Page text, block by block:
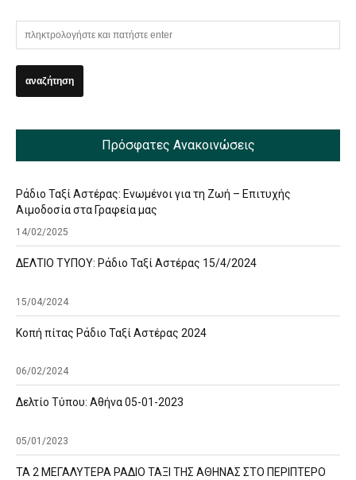
Πρόσφατες Ανακοινώσεις
Ράδιο Ταξί Αστέρας: Ενωμένοι για τη Ζωή – Επιτυχής
Αιμοδοσία στα Γραφεία μας
14/02/2025
ΔΕΛΤΙΟ ΤΥΠΟΥ: Ράδιο Ταξί Αστέρας 15/4/2024
15/04/2024
Κοπή πίτας Ράδιο Ταξί Αστέρας 2024
06/02/2024
Δελτίο Τύπου: Αθήνα 05-01-2023
05/01/2023
ΤΑ 2 ΜΕΓΑΛΥΤΕΡΑ ΡΑΔΙΟ ΤΑΞΙ ΤΗΣ ΑΘΗΝΑΣ ΣΤΟ ΠΕΡΙΠΤΕΡΟ